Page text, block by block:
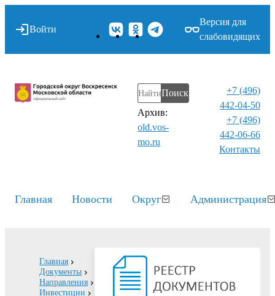
Войти
Версия для
слабовидящих
Поиск
Архив:
old.vos-
mo.ru
+7 (496)
442-04-50
+7 (496)
442-06-66
Контакты⁠
Главная Новости Округ Администрация
Главная
Документы
Направления
Инвестиции